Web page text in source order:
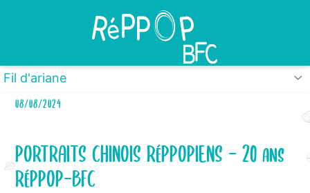
Fil d'ariane
08/08/2024
PORTRAITS CHINOIS RéPPOPIENS - 20 ans
RéPPOP-BFC
Panneau de gestion des cookies